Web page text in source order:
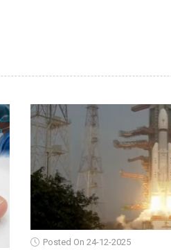
Posted On 24-12-2025